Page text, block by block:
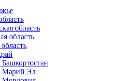
область
область
Марий Эл